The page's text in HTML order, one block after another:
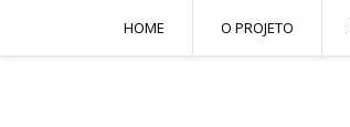
HOME O PROJETO